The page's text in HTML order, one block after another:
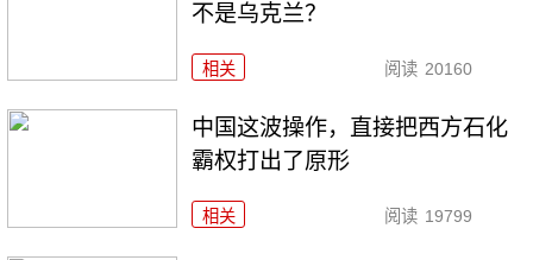
不是乌克兰？
相关 阅读 20160
中国这波操作，直接把西方石化
霸权打出了原形
相关 阅读 19799